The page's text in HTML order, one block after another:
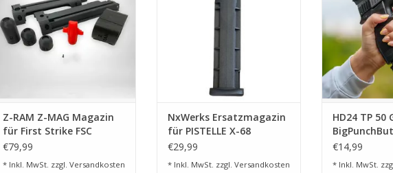
ZUM WARENKORB HINZUFÜGEN
Z-RAM Z-MAG Magazin
für First Strike FSC
€79,99
* Inkl. MwSt. zzgl. Versandkosten
NxWerks Ersatzmagazin
für PISTELLE X-68
€29,99
* Inkl. MwSt. zzgl. Versandkosten
HD24 TP 50
€14,99
* Inkl. MwSt.